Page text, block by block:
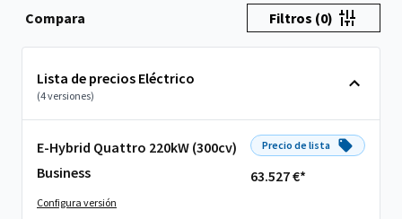
Compara Filtros (0)
Lista de precios Eléctrico
(4 versiones)
E-Hybrid Quattro 220kW (300cv)
Business
Configura versión
Precio de lista
63.527 €*